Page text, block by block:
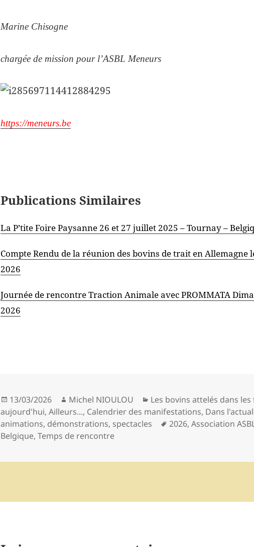
Marine Chisogne
chargée de mission pour l’ASBL Meneurs
https://meneurs.be
Publications Similaires
La P’tite Foire Paysanne 26 et 27 juillet 2025 – Tournay –
Compte Rendu de la réunion des bovins de trait en Allemagne
2026
Journée de rencontre Traction Animale avec PROMMATA
2026
Publié
le
13/03/2026 Auteur
Michel NIOULOU Catégories
Les bovins attelés dans
aujourd'hui,Ailleurs..., Calendrier des manifestations, Dans
animations, démonstrations, spectacles
Mots-
2026,Association
Belgique,Temps de rencontre